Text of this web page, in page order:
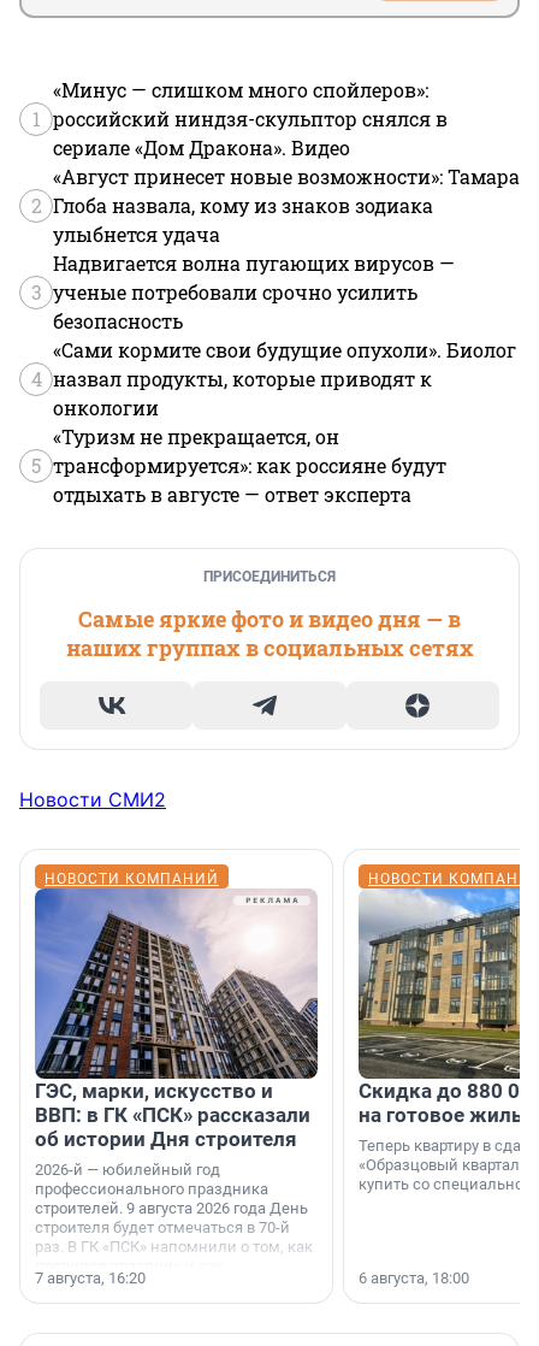
1
«Минус — слишком много спойлеров»:
российский ниндзя-скульптор снялся в
сериале «Дом Дракона». Видео
2
«Август принесет новые возможности»: Тамара
Глоба назвала, кому из знаков зодиака
улыбнется удача
3
Надвигается волна пугающих вирусов —
ученые потребовали срочно усилить
безопасность
4
«Сами кормите свои будущие опухоли». Биолог
назвал продукты, которые приводят к
онкологии
5
«Туризм не прекращается, он
трансформируется»: как россияне будут
отдыхать в августе — ответ эксперта
ПРИСОЕДИНИТЬСЯ
Самые яркие фото и видео дня — в
наших группах в социальных сетях
Новости СМИ2
НОВОСТИ КОМПАНИЙ
ГЭС, марки, искусство и
ВВП: в ГК «ПСК» рассказали
об истории Дня строителя
2026-й — юбилейный год
профессионального праздника
строителей. 9 августа 2026 года День
строителя будет отмечаться в 70-й
раз. В ГК «ПСК» напомнили о том, как
поменялась роль строительства.
7 августа, 16:20
НОВОСТИ
Скидка до 880
на готовое
Теперь квартиру в
«Образцовый квартал
купить со специальной
6 августа, 18:00